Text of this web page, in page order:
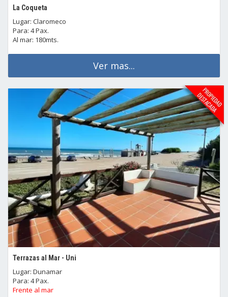
La Coqueta
Lugar: Claromeco
Para: 4 Pax.
Al mar: 180mts.
Ver mas...
Terrazas al Mar - Uni
Lugar: Dunamar
Para: 4 Pax.
Frente al mar